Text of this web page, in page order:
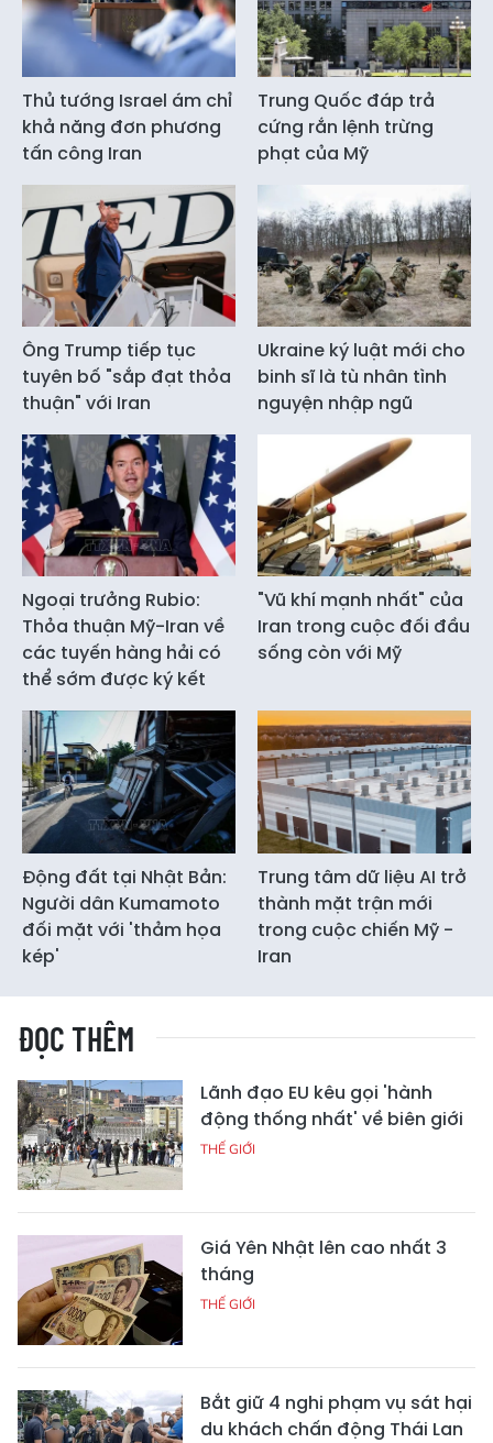
Thủ tướng Israel ám chỉ
khả năng đơn phương
tấn công Iran
Trung Quốc đáp trả
cứng rắn lệnh trừng
phạt của Mỹ
Ông Trump tiếp tục
tuyên bố "sắp đạt thỏa
thuận" với Iran
Ukraine ký luật mới cho
binh sĩ là tù nhân tình
nguyện nhập ngũ
Ngoại trưởng Rubio:
Thỏa thuận Mỹ-Iran về
các tuyến hàng hải có
thể sớm được ký kết
"Vũ khí mạnh nhất" của
Iran trong cuộc đối đầu
sống còn với Mỹ
Động đất tại Nhật Bản:
Người dân Kumamoto
đối mặt với 'thảm họa
kép'
Trung tâm dữ liệu AI trở
thành mặt trận mới
trong cuộc chiến Mỹ -
Iran
ĐỌC THÊM
Lãnh đạo EU kêu gọi 'hành
động thống nhất' về biên giới
THẾ GIỚI
Giá Yên Nhật lên cao nhất 3
tháng
THẾ GIỚI
Bắt giữ 4 nghi phạm vụ sát hại
du khách chấn động Thái Lan